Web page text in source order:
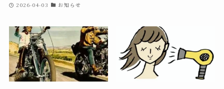
2026-04-03 お知らせ